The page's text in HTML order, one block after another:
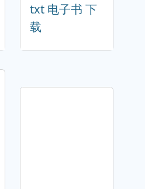
txt 电子书 下
载